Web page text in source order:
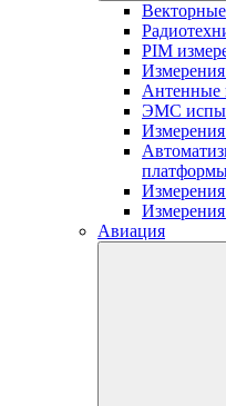
PIM
Антенные
ЭМС
Авиация